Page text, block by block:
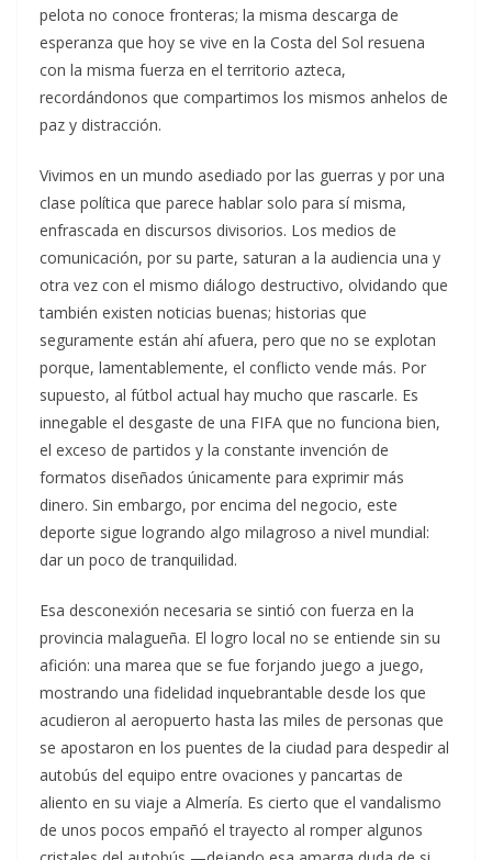
pelota no conoce fronteras; la misma descarga de
esperanza que hoy se vive en la Costa del Sol resuena
con la misma fuerza en el territorio azteca,
recordándonos que compartimos los mismos anhelos de
paz y distracción.
Vivimos en un mundo asediado por las guerras y por una
clase política que parece hablar solo para sí misma,
enfrascada en discursos divisorios. Los medios de
comunicación, por su parte, saturan a la audiencia una y
otra vez con el mismo diálogo destructivo, olvidando que
también existen noticias buenas; historias que
seguramente están ahí afuera, pero que no se explotan
porque, lamentablemente, el conflicto vende más. Por
supuesto, al fútbol actual hay mucho que rascarle. Es
innegable el desgaste de una FIFA que no funciona bien,
el exceso de partidos y la constante invención de
formatos diseñados únicamente para exprimir más
dinero. Sin embargo, por encima del negocio, este
deporte sigue logrando algo milagroso a nivel mundial:
dar un poco de tranquilidad.
Esa desconexión necesaria se sintió con fuerza en la
provincia malagueña. El logro local no se entiende sin su
afición: una marea que se fue forjando juego a juego,
mostrando una fidelidad inquebrantable desde los que
acudieron al aeropuerto hasta las miles de personas que
se apostaron en los puentes de la ciudad para despedir al
autobús del equipo entre ovaciones y pancartas de
aliento en su viaje a Almería. Es cierto que el vandalismo
de unos pocos empañó el trayecto al romper algunos